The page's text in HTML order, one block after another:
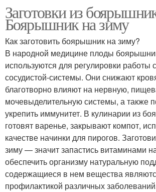
Заготовки из
Боярышник на зиму
Как заготовить боярышник на зиму?
В народной медицине плоды
используются для регулировки работы
сосудистой-системы. Они снижают
благотворно влияют на нервную,
мочевыделительную системы, а также
укрепить иммунитет. В кулинарии из
готовят варенье, закрывают компот,
качестве начинки для пирогов.
зиму — значит запастись витаминами
обеспечить организму натуральную
содержащиеся в нем вещества
профилактикой различных